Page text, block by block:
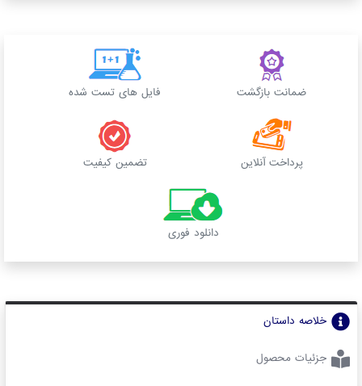
ضمانت بازگشت فایل های تست شده
پرداخت آنلاین تضمین کیفیت
دانلود فوری
خلاصه داستان
جزئیات محصول